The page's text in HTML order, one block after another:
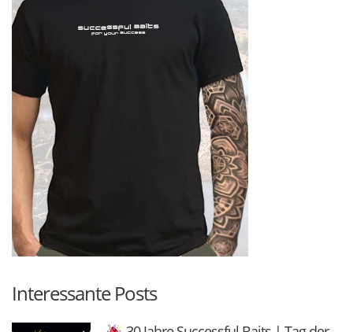
Interessante Posts